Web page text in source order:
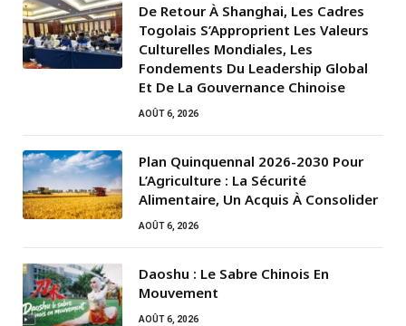
De Retour À Shanghai, Les Cadres
Togolais S’Approprient Les Valeurs
Culturelles Mondiales, Les
Fondements Du Leadership Global
Et De La Gouvernance Chinoise
AOÛT 6, 2026
Plan Quinquennal 2026-2030 Pour
L’Agriculture : La Sécurité
Alimentaire, Un Acquis À Consolider
AOÛT 6, 2026
Daoshu : Le Sabre Chinois En
Mouvement
AOÛT 6, 2026